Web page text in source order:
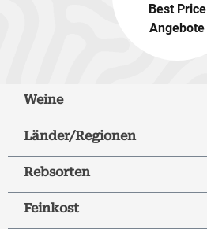
Best Price
Angebote
Weine
Länder/Regionen
Rebsorten
Feinkost